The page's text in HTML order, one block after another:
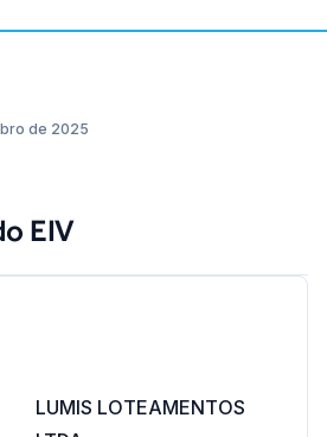
de 2025
EIV
LUMIS LOTEAMENTOS